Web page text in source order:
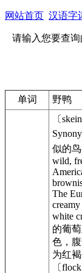
网站首页 汉语字
请输入您要查询
单词 野鸭
〔
似的
wild,
The
white
的葡
色，
为红
〔